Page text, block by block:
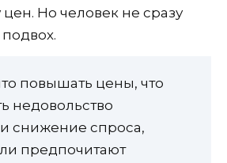
Но человек не сразу
повышать цены, что
недовольство
снижение спроса,
предпочитают